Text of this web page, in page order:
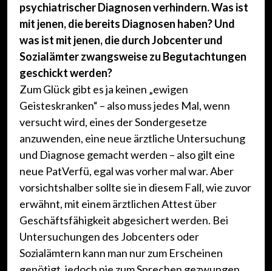
psychiatrischer Diagnosen verhindern. Was ist
mit jenen, die bereits Diagnosen haben? Und
was ist mit jenen, die durch Jobcenter und
Sozialämter zwangsweise zu Begutachtungen
geschickt werden?
Zum Glück gibt es ja keinen „ewigen
Geisteskranken“ – also muss jedes Mal, wenn
versucht wird, eines der Sondergesetze
anzuwenden, eine neue ärztliche Untersuchung
und Diagnose gemacht werden – also gilt eine
neue PatVerfü, egal was vorher mal war. Aber
vorsichtshalber sollte sie in diesem Fall, wie zuvor
erwähnt, mit einem ärztlichen Attest über
Geschäftsfähigkeit abgesichert werden. Bei
Untersuchungen des Jobcenters oder
Sozialämtern kann man nur zum Erscheinen